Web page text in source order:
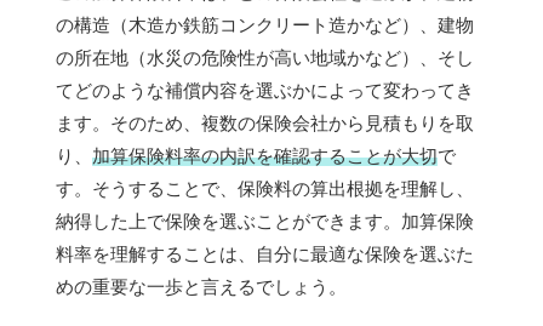
の構造（木造か鉄筋コンクリート造かなど）、建物
の所在地（水災の危険性が高い地域かなど）、そし
てどのような補償内容を選ぶかによって変わってき
ます。そのため、複数の保険会社から見積もりを取
り、 加算保険料率の内訳を確認することが大切で
す。そうすることで、保険料の算出根拠を理解し、
納得した上で保険を選ぶことができます。加算保険
料率を理解することは、自分に最適な保険を選ぶた
めの重要な一歩と言えるでしょう。